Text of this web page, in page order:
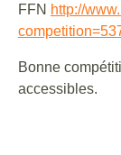
FFN http://
Bonne
accessibles.